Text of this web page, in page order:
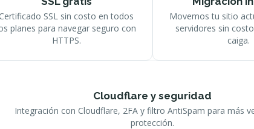
Certificado SSL sin costo en todos
planes para navegar seguro con
HTTPS.
Movemos tu sitio
servidores sin
caiga.
Cloudflare y seguridad
Integración con Cloudflare, 2FA y filtro AntiSpam para más
protección.